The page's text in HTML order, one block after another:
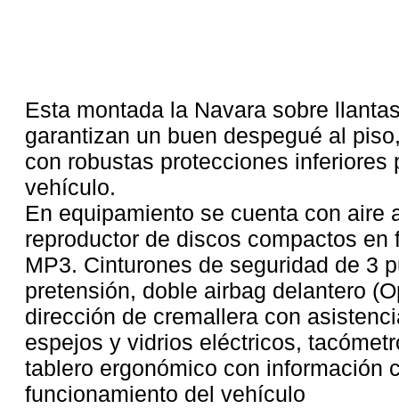
Esta montada la Navara sobre
garantizan un buen despegué al
con robustas protecciones inferiores
vehículo.
En equipamiento se cuenta con aire
reproductor de discos compactos
MP3. Cinturones de seguridad de 3
pretensión, doble airbag delantero
dirección de cremallera con
espejos y vidrios eléctricos,
tablero ergonómico con información
funcionamiento del vehículo